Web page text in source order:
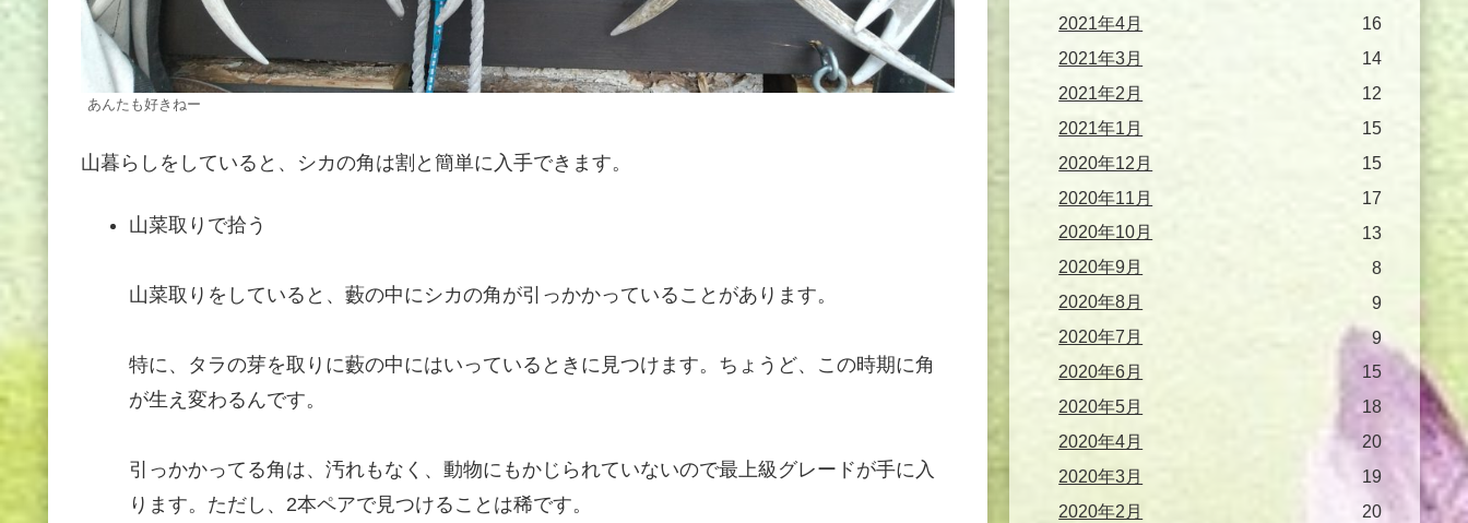
あんたも好きねー
山暮らしをしていると、シカの角は割と簡単に入手できます。
山菜取りで拾う
山菜取りをしていると、藪の中にシカの角が引っかかっていることがあります。
特に、タラの芽を取りに藪の中にはいっているときに見つけます。ちょうど、この時期に角
が生え変わるんです。
引っかかってる角は、汚れもなく、動物にもかじられていないので最上級グレードが手に入
ります。ただし、2本ペアで見つけることは稀です。
2021年4月
16
2021年3月
14
2021年2月
12
2021年1月
15
2020年12月
15
2020年11月
17
2020年10月
13
2020年9月
8
2020年8月
9
2020年7月
9
2020年6月
15
2020年5月
18
2020年4月
20
2020年3月
19
2020年2月
20